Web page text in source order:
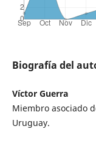
Biografía del
Víctor Guerra
Miembro asociado
Uruguay.